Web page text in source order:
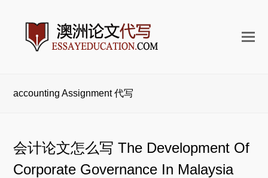
打
accounting Assignment 代写
会计论文怎么写 The Development Of
Corporate Governance In Malaysia